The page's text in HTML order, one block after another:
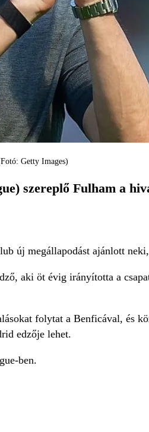
Getty Images)
szereplő Fulham a
új megállapodást ajánlott
aki öt évig irányította a
folytat a Benficával, és
edzője lehet.
ben.